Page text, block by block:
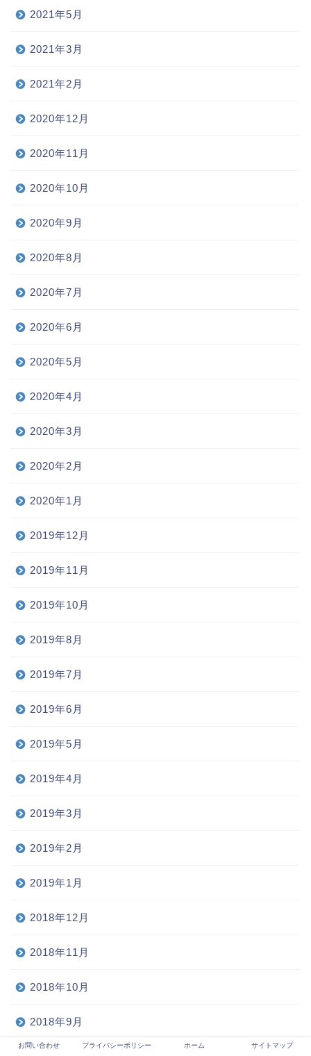
2021年5月
2021年3月
2021年2月
2020年12月
2020年11月
2020年10月
2020年9月
2020年8月
2020年7月
2020年6月
2020年5月
2020年4月
2020年3月
2020年2月
2020年1月
2019年12月
2019年11月
2019年10月
2019年8月
2019年7月
2019年6月
2019年5月
2019年4月
2019年3月
2019年2月
2019年1月
2018年12月
2018年11月
2018年10月
2018年9月
お問い合わせ プライバシーポリシー ホーム サイトマップ